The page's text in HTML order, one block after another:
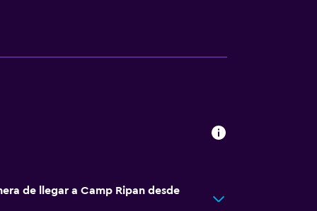
(en las instalaciones)
de llegar a Camp Ripan desde